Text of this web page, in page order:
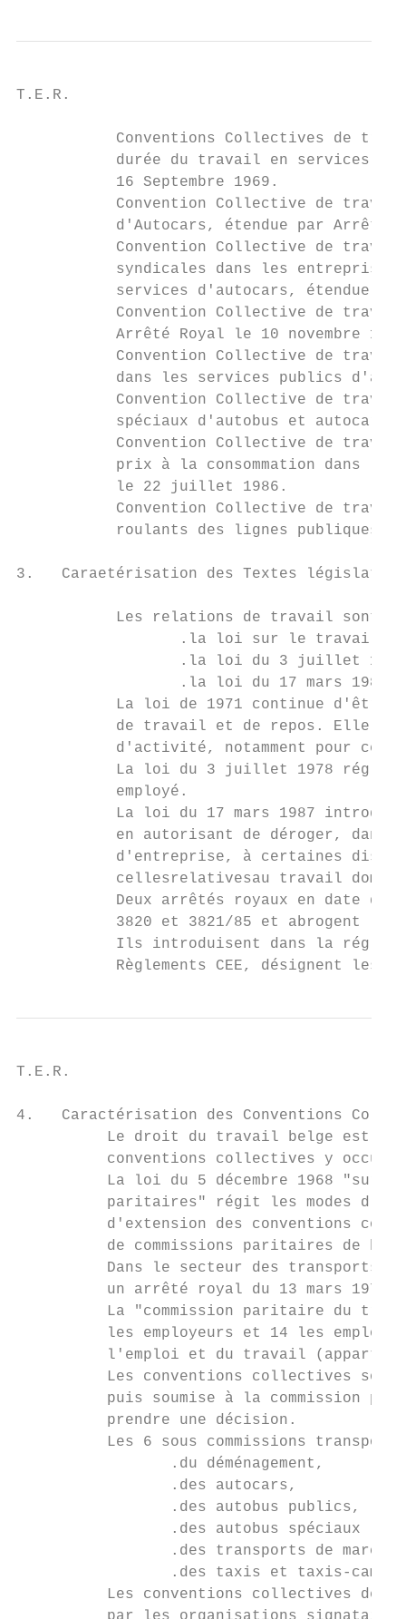
T.E.R.
Conventions Collectives de
durée du travail en services
           16 Septembre 1969.
Convention Collective de
d'Autocars, étendue par Arrêté
Convention Collective de
syndicales dans les
services d'autocars, étendue
Convention Collective de
Arrêté Royal le 10 novembre
Convention Collective de
dans les services publics
Convention Collective de
spéciaux d'autobus et
Convention Collective de
prix à la consommation dans
           le 22 juillet 1986.
Convention Collective de
roulants des lignes publiques
3.   Caraetérisation des Textes
Les relations de travail sont
.la loi sur le travail
.la loi du 3 juillet
.la loi du 17 mars
La loi de 1971 continue d'être
de travail et de repos. Elle
d'activité, notamment pour
La loi du 3 juillet 1978
           employé.
La loi du 17 mars 1987
en autorisant de déroger, dans
d'entreprise, à certaines
cellesrelativesau travail
Deux arrêtés royaux en date du
3820 et 3821/85 et abrogent
Ils introduisent dans la
Règlements CEE, désignent les
T.E.R.
4.   Caractérisation des Conventions
Le droit du travail belge est
conventions collectives y
La loi du 5 décembre 1968 "sur
paritaires" régit les modes
d'extension des conventions
de commissions paritaires de
Dans le secteur des transports,
un arrêté royal du 13 mars 1973
La "commission paritaire du
les employeurs et 14 les
l'emploi et du travail
Les conventions collectives
puis soumise à la commission
          prendre une décision.
Les 6 sous commissions transport
                 .du déménagement,
                 .des autocars,
                 .des autobus publics,
.des autobus spéciaux
.des transports de
.des taxis et taxis-
Les conventions collectives de